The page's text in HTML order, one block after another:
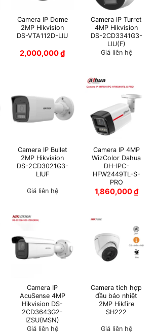
Camera IP Dome
2MP Hikvision
DS-VTA112D-LIU
2,000,000₫
Camera IP Turret
4MP Hikvision
DS-2CD3341G3-
LIU(F)
Giá liên hệ
Camera IP Bullet
2MP Hikvision
DS-2CD3021G3-
LIUF
Giá liên hệ
Camera IP 4MP
WizColor Dahua
DH-IPC-
HFW2449TL-S-
PRO
1,860,000₫
Camera IP
AcuSense 4MP
Hikvision DS-
2CD3643G2-
IZSU(MSN)
Giá liên hệ
Camera tích hợp
đầu báo nhiệt
2MP Hikfire
SH222
Giá liên hệ